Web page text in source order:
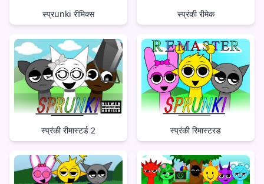
स्प्रunki रीमिक्स स्प्रंकी रीमेक
स्प्रंकी रीमास्टर्ड 2 स्प्रंकी रिमास्टरड